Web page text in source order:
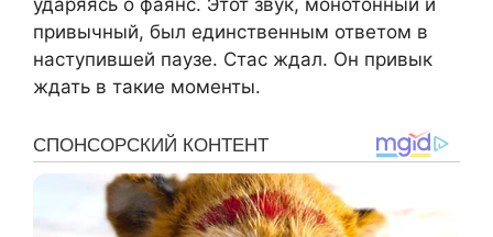
ударяясь о фаянс. Этот звук, монотонный и
привычный, был единственным ответом в
наступившей паузе. Стас ждал. Он привык
ждать в такие моменты.